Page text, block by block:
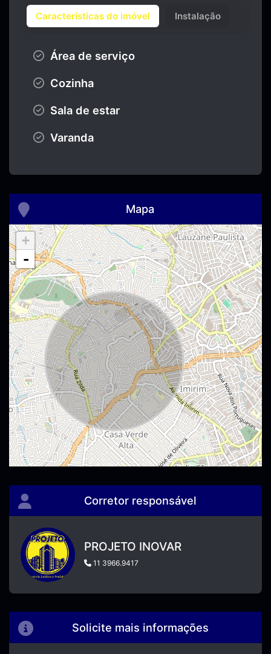
Características do imóvel Instalação
Área de serviço
Cozinha
Sala de estar
Varanda
Mapa
+
-
Corretor responsável
PROJETO INOVAR
11 3966.9417
Solicite mais informações